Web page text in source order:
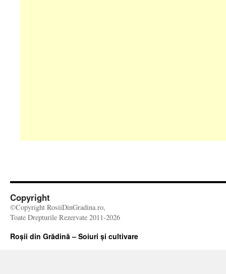
Copyright
©Copyright RosiiDinGradina.ro,
Toate Drepturile Rezervate 2011-2026
Roșii din Grădină – Soiuri și cultivare